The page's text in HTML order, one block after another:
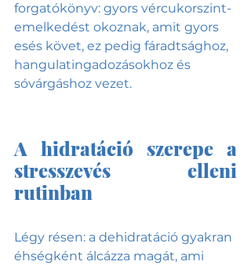
forgatókönyv: gyors vércukorszint-
emelkedést okoznak, amit gyors
esés követ, ez pedig fáradtsághoz,
hangulatingadozásokhoz és
sóvárgáshoz vezet.
A hidratáció szerepe a
stresszevés elleni
rutinban
Légy résen: a dehidratáció gyakran
éhségként álcázza magát, ami